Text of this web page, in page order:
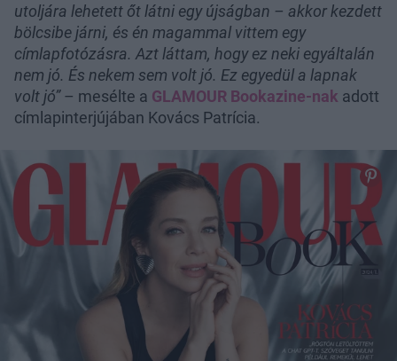
utoljára lehetett őt látni egy újságban – akkor kezdett
bölcsibe járni, és én magammal vittem egy
címlapfotózásra. Azt láttam, hogy ez neki egyáltalán
nem jó. És nekem sem volt jó. Ez egyedül a lapnak
volt jó”– mesélte a GLAMOUR Bookazine-nak adott
címlapinterjújában Kovács Patrícia.